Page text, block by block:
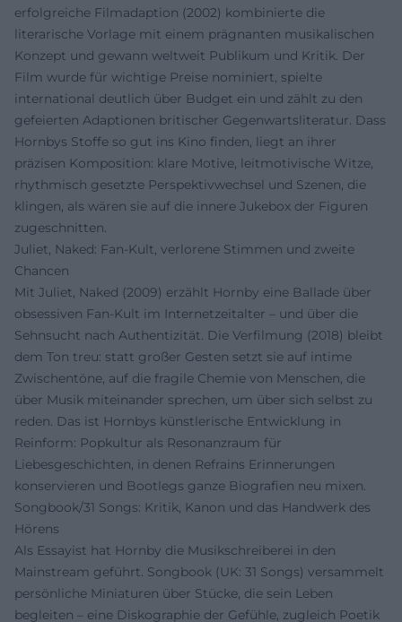
erfolgreiche Filmadaption (2002) kombinierte die
literarische Vorlage mit einem prägnanten musikalischen
Konzept und gewann weltweit Publikum und Kritik. Der
Film wurde für wichtige Preise nominiert, spielte
international deutlich über Budget ein und zählt zu den
gefeierten Adaptionen britischer Gegenwartsliteratur. Dass
Hornbys Stoffe so gut ins Kino finden, liegt an ihrer
präzisen Komposition: klare Motive, leitmotivische Witze,
rhythmisch gesetzte Perspektivwechsel und Szenen, die
klingen, als wären sie auf die innere Jukebox der Figuren
zugeschnitten.
Juliet, Naked: Fan-Kult, verlorene Stimmen und zweite
Chancen
Mit Juliet, Naked (2009) erzählt Hornby eine Ballade über
obsessiven Fan-Kult im Internetzeitalter – und über die
Sehnsucht nach Authentizität. Die Verfilmung (2018) bleibt
dem Ton treu: statt großer Gesten setzt sie auf intime
Zwischentöne, auf die fragile Chemie von Menschen, die
über Musik miteinander sprechen, um über sich selbst zu
reden. Das ist Hornbys künstlerische Entwicklung in
Reinform: Popkultur als Resonanzraum für
Liebesgeschichten, in denen Refrains Erinnerungen
konservieren und Bootlegs ganze Biografien neu mixen.
Songbook/31 Songs: Kritik, Kanon und das Handwerk des
Hörens
Als Essayist hat Hornby die Musikschreiberei in den
Mainstream geführt. Songbook (UK: 31 Songs) versammelt
persönliche Miniaturen über Stücke, die sein Leben
begleiten – eine Diskographie der Gefühle, zugleich Poetik